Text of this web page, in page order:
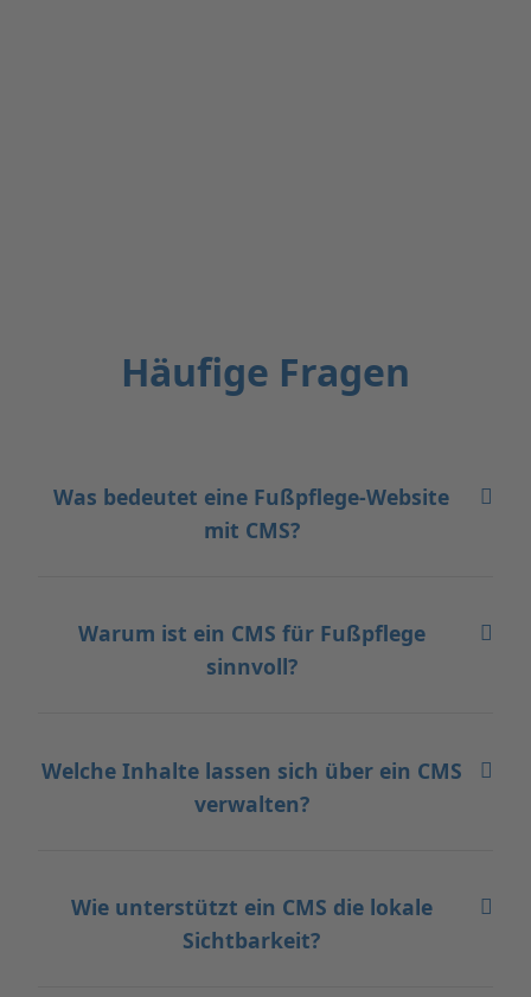
Häufige Fragen
Was bedeutet eine Fußpflege-Website
mit CMS?
Warum ist ein CMS für Fußpflege
sinnvoll?
Welche Inhalte lassen sich über ein CMS
verwalten?
Wie unterstützt ein CMS die lokale
Sichtbarkeit?